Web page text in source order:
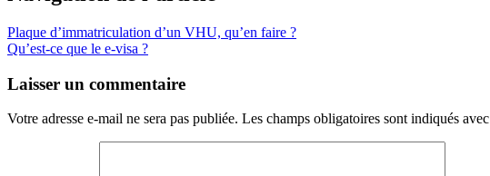
Plaque d’immatriculation d’un VHU, qu’en faire ?
Qu’est-ce que le e-visa ?
Laisser un commentaire
Votre adresse e-mail ne sera pas publiée. Les champs obligatoires sont indiqués avec